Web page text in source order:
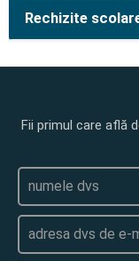
Rechizite
Fii primul care află